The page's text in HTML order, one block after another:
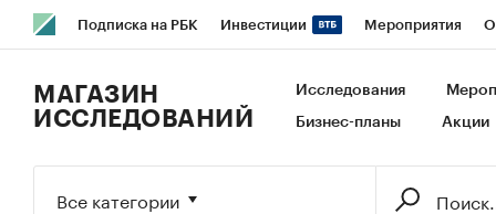
Подписка на РБК Инвестиции Мероприятия
Исследования Кредитные рейтинги Франшизы
МАГАЗИН
ИССЛЕДОВАНИЙ
Исследования
Бизнес-планы Акции
Все категории